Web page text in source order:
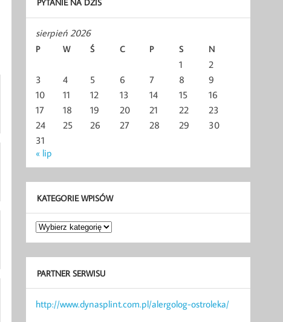
sierpień 2026
P W Ś C P S N
1
2
3
4 5 6 7 8
9
10
11 12 13 14 15
16
17
18 19 20 21 22
23
24
25 26 27 28 29
30
31
« lip
KATEGORIE WPISÓW
Kategorie
wpisów
PARTNER SERWISU
http://www.dynasplint.com.pl/alergolog-ostroleka/